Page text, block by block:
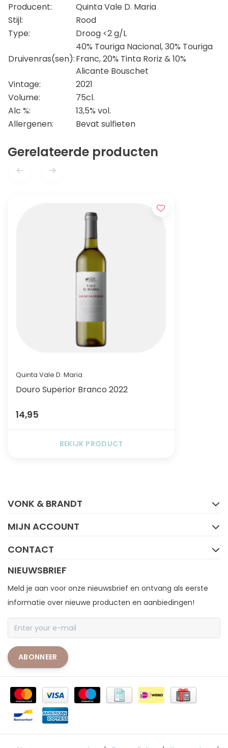
Producent:
Quinta Vale D. Maria
Stijl:
Rood
Type:
Droog <2 g/L
Druivenras(sen):
40% Touriga Nacional, 30% Touriga
Franc, 20% Tinta Roriz & 10%
Alicante Bouschet
Vintage:
2021
Volume:
75cl.
Alc %:
13,5% vol.
Allergenen:
Bevat sulfieten
Gerelateerde producten
Quinta Vale D. Maria
Douro Superior Branco 2022
14,95
BEKIJK PRODUCT
VONK & BRANDT
MIJN ACCOUNT
CONTACT
NIEUWSBRIEF
Meld je aan voor onze nieuwsbrief en ontvang als eerste
informatie over nieuwe producten en aanbiedingen!
ABONNEER